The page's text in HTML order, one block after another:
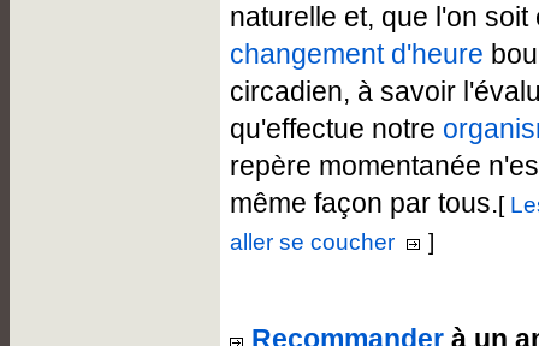
naturelle et, que l'on
changement d'heure
circadien, à savoir
qu'effectue notre
repère momentanée
même façon par tous.[
aller se coucher
]
Recommander à un